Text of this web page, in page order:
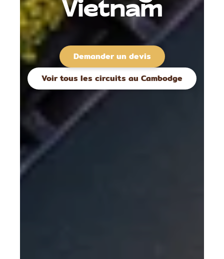
Vietnam
Voir tous les circuits au Cambodge
Demander un devis